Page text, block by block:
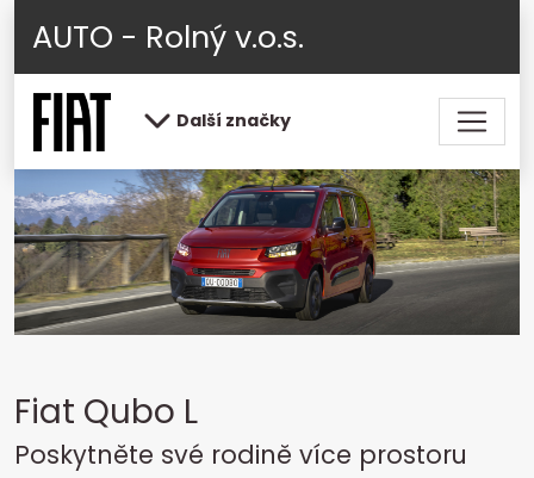
AUTO - Rolný v.o.s.
Další značky
Fiat Qubo L
Poskytněte své rodině více prostoru